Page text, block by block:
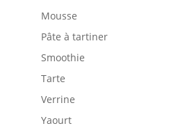
Mousse
Pâte à tartiner
Smoothie
Tarte
Verrine
Yaourt